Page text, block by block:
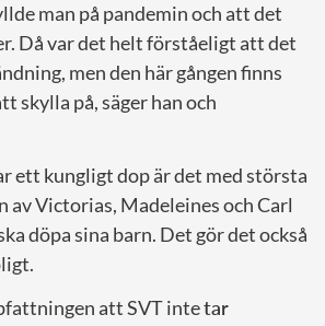
man på pandemin och att det
Då var det helt förståeligt att det
men den här gången finns
skylla på, säger han och
ett kungligt dop är det med största
av Victorias, Madeleines och Carl
döpa sina barn. Det gör det också
att SVT intetar